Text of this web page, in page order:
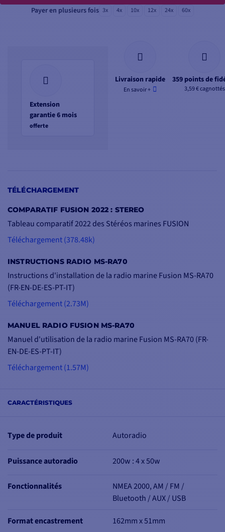
Payer en plusieurs fois 3x 4x 10x 12x 24x 60x
Extension
garantie 6 mois
offerte
Livraison rapide
En savoir +
359 points de
3,59 € cagnottés
CARACTÉRISTIQUES
Type de produit Autoradio
Puissance autoradio 200w : 4 x 50w
Fonctionnalités
NMEA 2000, AM / FM /
Bluetooth / AUX / USB
Format encastrement 162mm x 51mm
TÉLÉCHARGEMENT
COMPARATIF FUSION 2022 : STEREO
Tableau comparatif 2022 des Stéréos marines FUSION
Téléchargement (378.48k)
INSTRUCTIONS RADIO MS-RA70
Instructions d'installation de la radio marine Fusion MS-RA70
(FR-EN-DE-ES-PT-IT)
Téléchargement (2.73M)
MANUEL RADIO FUSION MS-RA70
Manuel d'utilisation de la radio marine Fusion MS-RA70 (FR-
EN-DE-ES-PT-IT)
Téléchargement (1.57M)